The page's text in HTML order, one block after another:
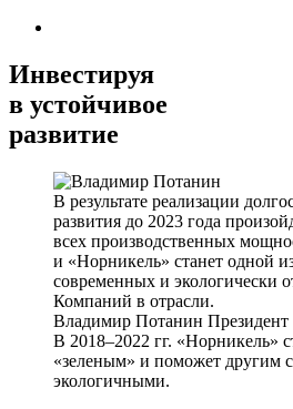
Инвестируя
в устойчивое
развитие
В результате реализации
развития до 2023 года
всех производственных
и «Норникель» станет одной
современных и экологически
Компаний в отрасли.
Владимир Потанин
В 2018–2022 гг. «Норникель»
«зеленым» и поможет другим
экологичными.